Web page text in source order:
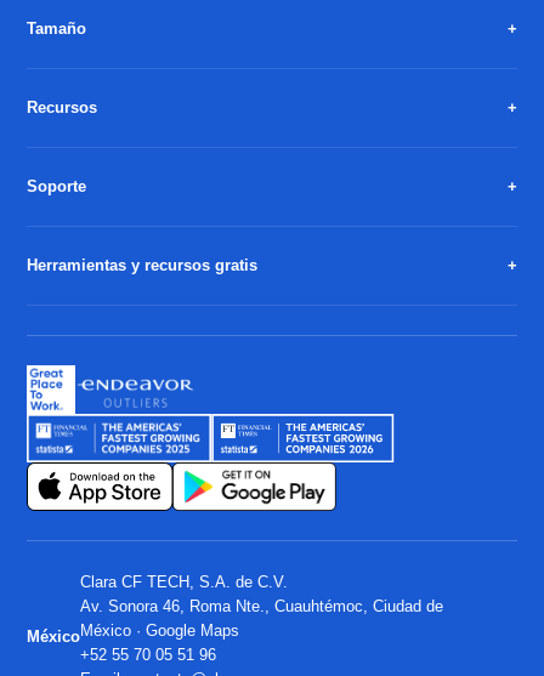
Tamaño
Recursos
Soporte
Herramientas y recursos gratis
México
Clara CF TECH, S.A. de C.V.
Av. Sonora 46, Roma Nte., Cuauhtémoc, Ciudad de
México ·Google Maps
+52 55 70 05 51 96